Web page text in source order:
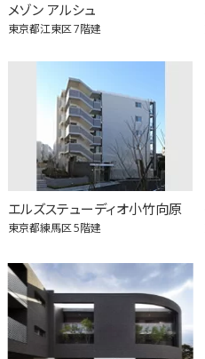
メゾン アルシュ
東京都江東区7階建
エルズステューディオ小竹向原
東京都練馬区5階建